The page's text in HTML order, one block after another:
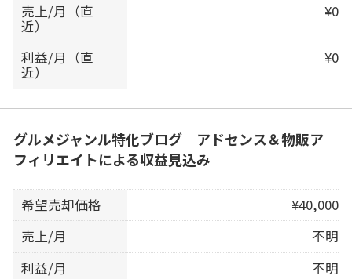
売上/月（直
近）
¥0
利益/月（直
近）
¥0
グルメジャンル特化ブログ｜アドセンス＆物販ア
フィリエイトによる収益見込み
希望売却価格
¥40,000
売上/月
不明
利益/月
不明